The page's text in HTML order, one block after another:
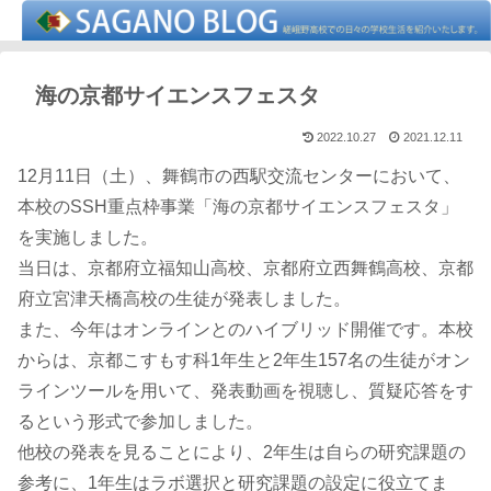
海の京都サイエンスフェスタ
2022.10.27 2021.12.11
12月11日（土）、舞鶴市の西駅交流センターにおいて、
本校のSSH重点枠事業「海の京都サイエンスフェスタ」
を実施しました。
当日は、京都府立福知山高校、京都府立西舞鶴高校、京都
府立宮津天橋高校の生徒が発表しました。
また、今年はオンラインとのハイブリッド開催です。本校
からは、京都こすもす科1年生と2年生157名の生徒がオン
ラインツールを用いて、発表動画を視聴し、質疑応答をす
るという形式で参加しました。
他校の発表を見ることにより、2年生は自らの研究課題の
参考に、1年生はラボ選択と研究課題の設定に役立てま